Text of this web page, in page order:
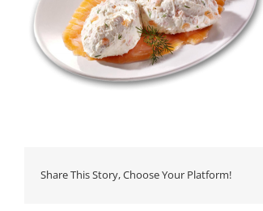
Share This Story, Choose Your Platform!